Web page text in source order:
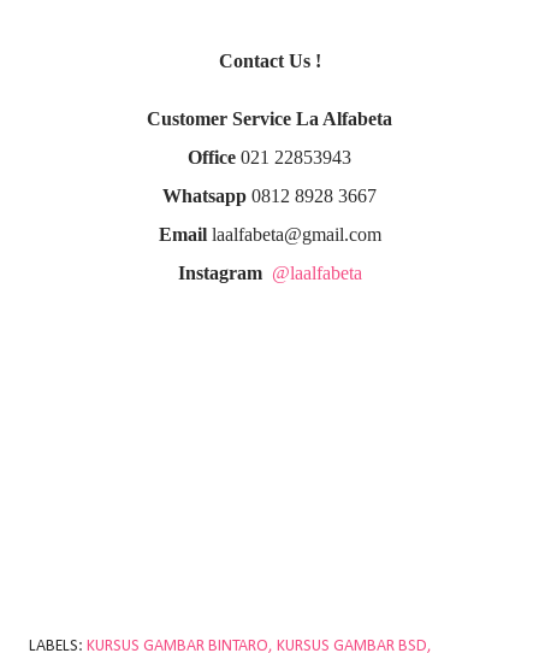
Contact Us !
Customer Service La Alfabeta
Office 021 22853943
Whatsapp 0812 8928 3667
Emaillaalfabeta@gmail.com
Instagram @laalfabeta
LABELS: KURSUS GAMBAR BINTARO KURSUS GAMBAR BSD